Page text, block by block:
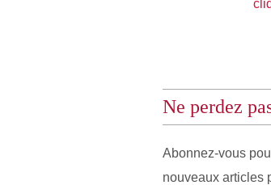
Ne perdez
Abonnez-vous
nouveaux articles